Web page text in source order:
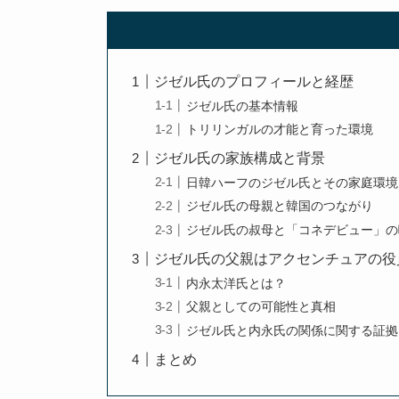
ジゼル氏のプロフィールと経歴
ジゼル氏の基本情報
トリリンガルの才能と育った環境
ジゼル氏の家族構成と背景
日韓ハーフのジゼル氏とその家庭環境
ジゼル氏の母親と韓国のつながり
ジゼル氏の叔母と「コネデビュー」
ジゼル氏の父親はアクセンチュアの役
内永太洋氏とは？
父親としての可能性と真相
ジゼル氏と内永氏の関係に関する証拠
まとめ